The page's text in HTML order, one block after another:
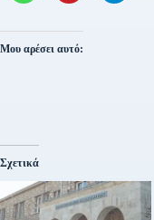
Μου αρέσει αυτό:
Σχετικά